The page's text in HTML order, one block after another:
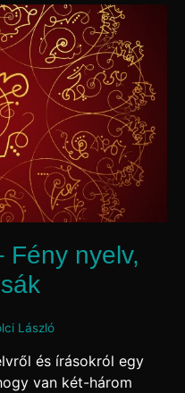
Fény nyelv,
László
és írásokról egy
van két-három